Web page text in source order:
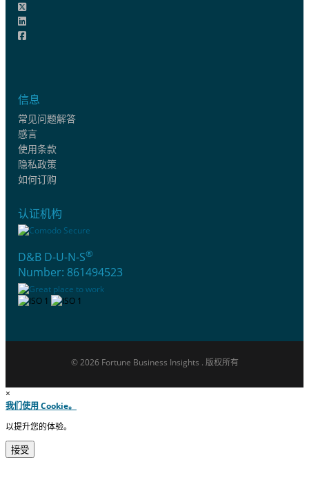
信息
常见问题解答
感言
使用条款
隐私政策
如何订购
认证机构
D&B D-U-N-S®
Number: 861494523
© 2026 Fortune Business Insights . 版权所有
×
我们使用 Cookie。
以提升您的体验。
接受